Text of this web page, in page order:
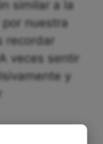
similar a la
nuestra
recordar
veces sentir
y